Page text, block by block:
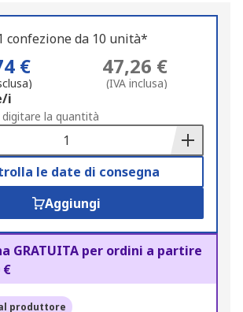
confezione da 10 unità*
€ 47,26 €
(IVA inclusa)
i
la quantità
le date di consegna
Aggiungi
GRATUITA per ordini a partire
€
produttore